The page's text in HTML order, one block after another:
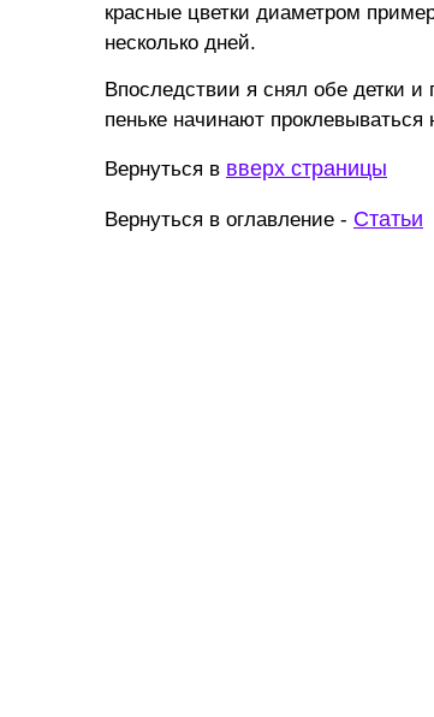
красные цветки диаметром
несколько дней.
Впоследствии я снял обе детки
пеньке начинают проклевываться
Вернуться в вверх страницы
Вернуться в оглавление - Статьи